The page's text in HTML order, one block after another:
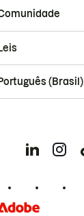
Leis
Português (Brasil)